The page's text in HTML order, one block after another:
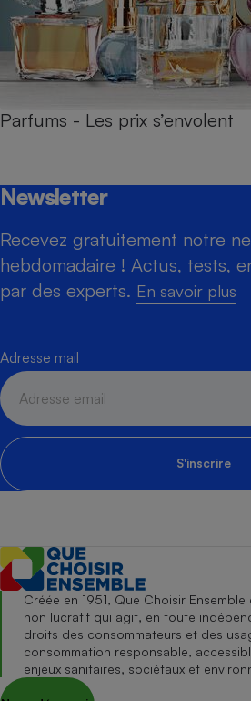
Parfums - Les prix s’envolent
Newsletter
Recevez gratuitement notre
hebdomadaire ! Actus, tests,
par des experts. En savoir plus
Adresse mail
S'inscrire
Créée en 1951, Que Choisir
non lucratif qui agit, en toute
droits des consommateurs et des
consommation responsable,
enjeux sanitaires, sociétaux et